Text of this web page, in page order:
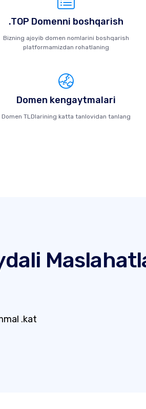
.TOP Domenni boshqarish
Bizning ajoyib domen nomlarini boshqarish
platformamizdan rohatlaning
Domen kengaytmalari
Domen TLDlarining katta tanlovidan tanlang
.kat